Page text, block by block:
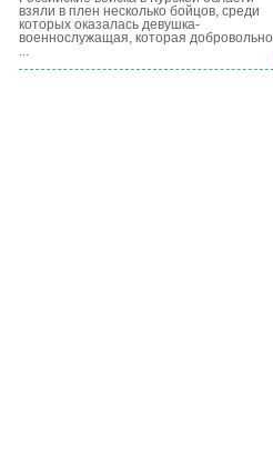
взяли в плен несколько бойцов, среди
которых оказалась девушка-
военнослужащая, которая добровольно
...